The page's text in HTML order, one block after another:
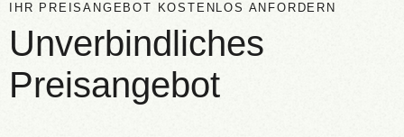
IHR PREISANGEBOT KOSTENLOS ANFORDERN
Unverbindliches
Preisangebot